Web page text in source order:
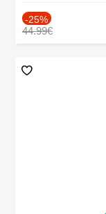
-25%
44.99€